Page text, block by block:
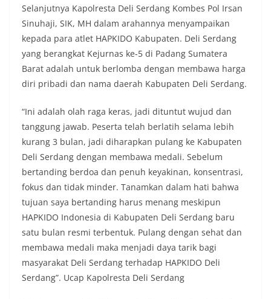
diantisipasi sejak awal sehingga situasi di
Kelurahan Sunggal tetap terjaga aman, tertib,
dan kondusif hingga puncak perayaan HUT
Kemerdekaan RI berlangsung.‎‎Wujud Kedekatan
Polri dengan Masyarakat‎Kegiatan sambang Door
to Door System ini merupakan salah satu bentuk
implementasi program Polri Presisi yang
mengedepankan kehadiran dan kedekatan
kegiatan semacam ini, Bhabinkamtibmas tidak
hanya berperan sebagai penyampai informasi
dan imbauan, tetapi juga sebagai mitra
masyarakat dalam menjaga keamanan lingkungan
secara bersama-sama.‎‎Kehadiran
Bhabinkamtibmas di tengah-tengah warga
diharapkan dapat semakin mempererat
hubungan kemitraan antara Polri dan
masyarakat, sekaligus membangun kesadaran
kolektif warga akan pentingnya menjaga
keamanan, ketertiban, dan kekompakan
lingkungan, khususnya dalam menyambut
momentum bersejarah HUT Kemerdekaan
Republik Indonesia.‎Kegiatan sambang ini
rencananya akan terus dilaksanakan secara rutin
Selanjutnya Kapolresta Deli Serdang Kombes Pol Irsan
Sinuhaji, SIK, MH dalam arahannya menyampaikan
kepada para atlet HAPKIDO Kabupaten. Deli Serdang
yang berangkat Kejurnas ke-5 di Padang Sumatera
Barat adalah untuk berlomba dengan membawa harga
diri pribadi dan nama daerah Kabupaten Deli Serdang.
“Ini adalah olah raga keras, jadi dituntut wujud dan
tanggung jawab. Peserta telah berlatih selama lebih
kurang 3 bulan, jadi diharapkan pulang ke Kabupaten
Deli Serdang dengan membawa medali. Sebelum
bertanding berdoa dan penuh keyakinan, konsentrasi,
fokus dan tidak minder. Tanamkan dalam hati bahwa
tujuan saya bertanding harus menang meskipun
HAPKIDO Indonesia di Kabupaten Deli Serdang baru
satu bulan resmi terbentuk. Pulang dengan sehat dan
membawa medali maka menjadi daya tarik bagi
masyarakat Deli Serdang terhadap HAPKIDO Deli
Serdang”. Ucap Kapolresta Deli Serdang